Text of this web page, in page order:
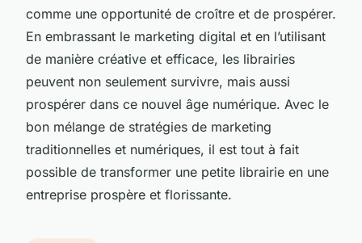
comme une opportunité de croître et de prospérer.
En embrassant le marketing digital et en l’utilisant
de manière créative et efficace, les librairies
peuvent non seulement survivre, mais aussi
prospérer dans ce nouvel âge numérique. Avec le
bon mélange de stratégies de marketing
traditionnelles et numériques, il est tout à fait
possible de transformer une petite librairie en une
entreprise prospère et florissante.